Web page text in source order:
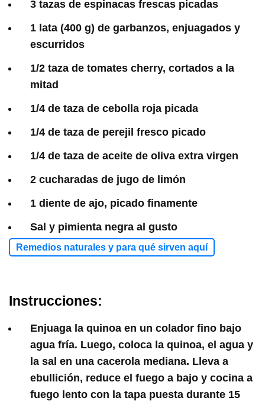
3 tazas de espinacas frescas picadas
1 lata (400 g) de garbanzos, enjuagados y
escurridos
1/2 taza de tomates cherry, cortados a la
mitad
1/4 de taza de cebolla roja picada
1/4 de taza de perejil fresco picado
1/4 de taza de aceite de oliva extra virgen
2 cucharadas de jugo de limón
1 diente de ajo, picado finamente
Sal y pimienta negra al gusto
Remedios naturales y para qué sirven aquí
Instrucciones:
Enjuaga la quinoa en un colador fino bajo
agua fría. Luego, coloca la quinoa, el agua y
la sal en una cacerola mediana. Lleva a
ebullición, reduce el fuego a bajo y cocina a
fuego lento con la tapa puesta durante 15